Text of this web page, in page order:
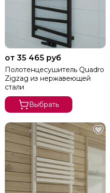
от 35 465 руб
Полотенцесушитель Quadro
Zigzag из нержавеющей
стали
Выбрать